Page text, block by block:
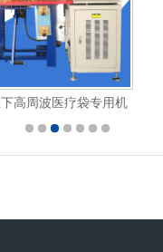
大型单滑板高周波机